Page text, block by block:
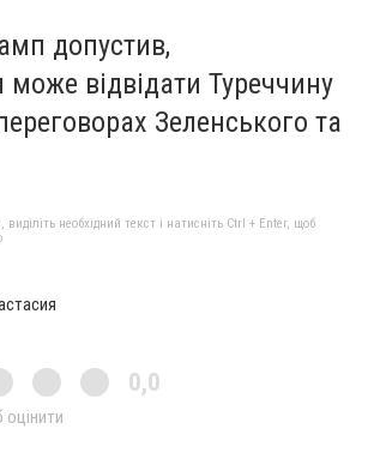
допустив,
відвідати Туреччину
Зеленського та
необхідний текст і натисніть Ctrl + Enter, щоб
0,0